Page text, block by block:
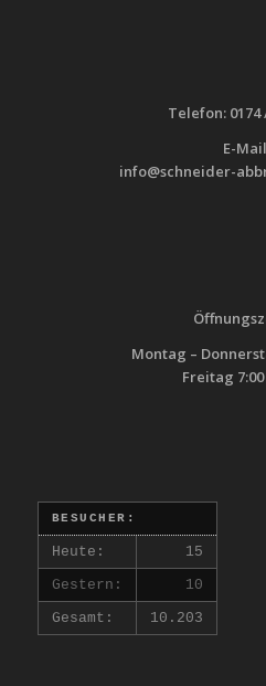
Telefon: 0174
E-
info@schneider-
Montag –
Freitag 7:00
BESUCHER:
Heute:
15
Gestern:
10
Gesamt:
10.203